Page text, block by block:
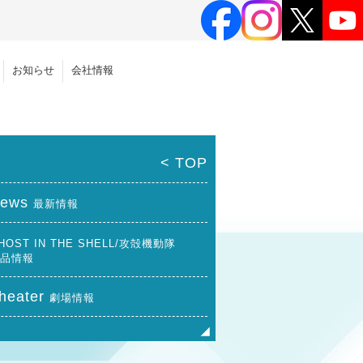
お知らせ 会社情報
< TOP
最新情報
IN THE SHELL/攻殻機動隊
情報
劇場情報